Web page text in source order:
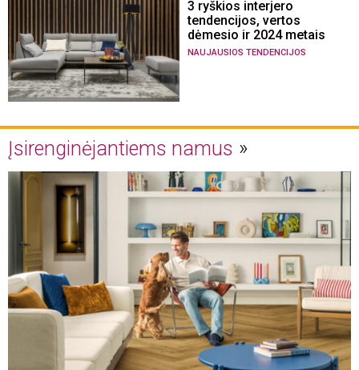
3 ryškios interjero
tendencijos, vertos
dėmesio ir 2024 metais
NAUJAUSIOS TENDENCIJOS
Įsirenginėjantiems namus